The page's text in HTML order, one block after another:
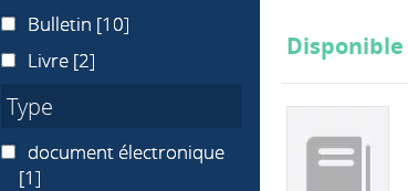
Disponible
Bulletin
Bulletin [10]
LivreLivre [2]
Type
document électronique
document électronique
[1]